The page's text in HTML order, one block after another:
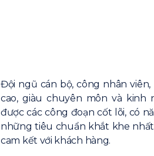
Đội ngũ cán bộ, công nhân
cao, giàu chuyên môn và kinh
được các công đoạn cốt lõi, có
những tiêu chuẩn khắt khe
cam kết với khách hàng.